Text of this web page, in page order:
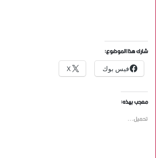
شارك هذا الموضوع:
فيس بوك X
معجب بهذه:
تحميل...